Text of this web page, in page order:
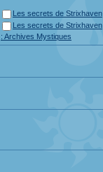
Les secrets de Strixhaven
Les secrets de Strixhaven
: Archives Mystiques